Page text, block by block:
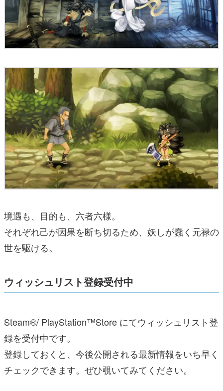
境遇も、目的も、六者六様。
それぞれ己が因果を断ち切るため、妖しが蠢く元禄の
世を駆ける。
ウィッシュリスト登録受付中
Steam®/ PlayStation™Store にてウィッシュリスト登
録を受付中です。
登録しておくと、今後公開される最新情報をいち早く
チェックできます。ぜひ覗いてみてください。